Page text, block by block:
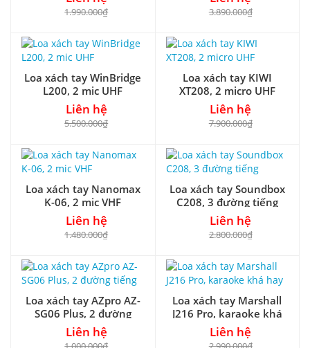
1.990.000₫ 3.890.000₫
Loa xách tay WinBridge
L200, 2 mic UHF
Liên hệ
5.500.000₫
Loa xách tay KIWI
XT208, 2 micro UHF
Liên hệ
7.900.000₫
Loa xách tay Nanomax
K-06, 2 mic VHF
Liên hệ
1.480.000₫
Loa xách tay Soundbox
C208, 3 đường tiếng
Liên hệ
2.800.000₫
Loa xách tay AZpro AZ-
SG06 Plus, 2 đường
tiếng
Liên hệ
Loa xách tay Marshall
J216 Pro, karaoke khá
hay
Liên hệ